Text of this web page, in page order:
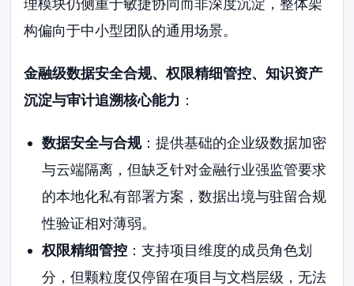
理模块仍侧重于敏捷协同而非深度沉淀，整体架
构偏向于中小型团队的通用场景。
金融级数据安全合规、权限精细管控、知识资产
沉淀与审计追溯核心能力 ：
数据安全与合规：提供基础的企业级数据加密
与云端隔离，但缺乏针对金融行业强监管要求
的本地化私有部署方案，数据出境与驻留合规
性验证相对薄弱。
权限精细管控：支持项目维度的成员角色划
分，但颗粒度仅停留在项目与文档层级，无法